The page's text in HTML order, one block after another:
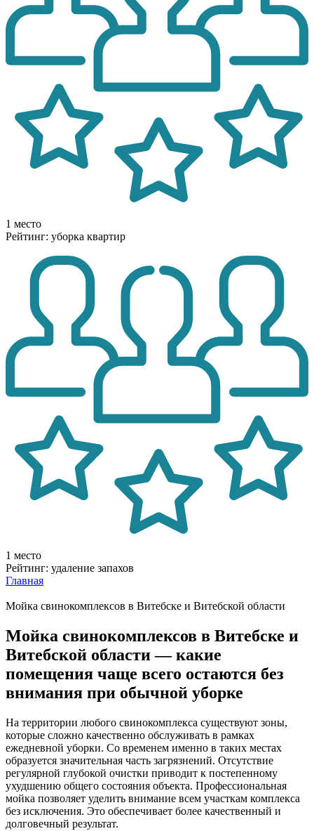
1 место
Рейтинг: уборка квартир
1 место
Рейтинг: удаление запахов
Главная
Мойка свинокомплексов в Витебске и Витебской области
Мойка свинокомплексов в Витебске и
Витебской области — какие
помещения чаще всего остаются без
внимания при обычной уборке
На территории любого свинокомплекса существуют зоны,
которые сложно качественно обслуживать в рамках
ежедневной уборки. Со временем именно в таких местах
образуется значительная часть загрязнений. Отсутствие
регулярной глубокой очистки приводит к постепенному
ухудшению общего состояния объекта. Профессиональная
мойка позволяет уделить внимание всем участкам комплекса
без исключения. Это обеспечивает более качественный и
долговечный результат.